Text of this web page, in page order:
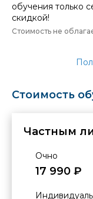
обучения только
скидкой!
Стоимость не
Стоимость
Частным
Очно
17 990 ₽